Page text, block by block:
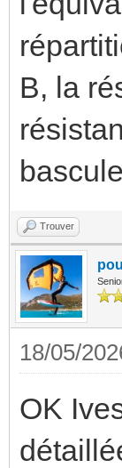
B, la
Trouver
18/05/
OK